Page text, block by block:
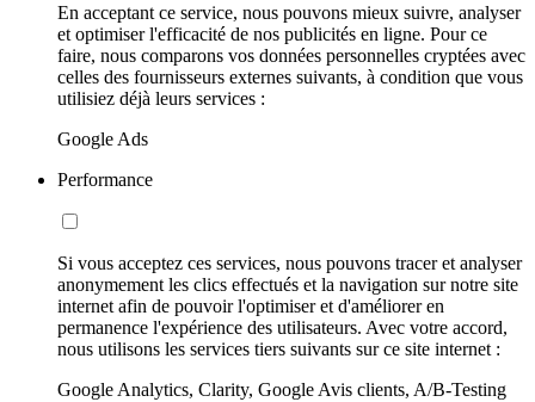
En acceptant ce service, nous pouvons mieux suivre, analyser
et optimiser l'efficacité de nos publicités en ligne. Pour ce
faire, nous comparons vos données personnelles cryptées avec
celles des fournisseurs externes suivants, à condition que vous
utilisiez déjà leurs services :
Google Ads
Performance
Si vous acceptez ces services, nous pouvons tracer et analyser
anonymement les clics effectués et la navigation sur notre site
internet afin de pouvoir l'optimiser et d'améliorer en
permanence l'expérience des utilisateurs. Avec votre accord,
nous utilisons les services tiers suivants sur ce site internet :
Google Analytics, Clarity, Google Avis clients, A/B-Testing